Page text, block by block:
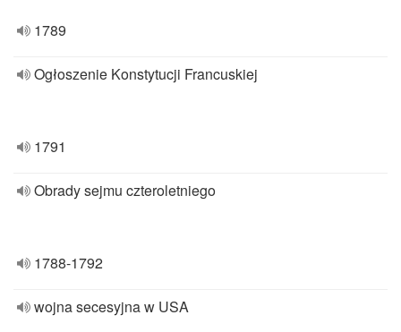
1789
Ogłoszenie Konstytucji Francuskiej
1791
Obrady sejmu czteroletniego
1788-1792
wojna secesyjna w USA